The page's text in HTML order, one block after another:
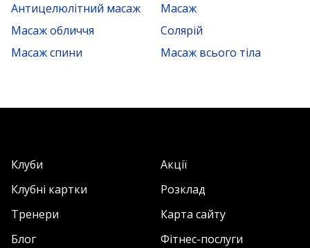
Антицелюлітний масаж
Масаж
Масаж обличчя
Солярій
Масаж спини
Масаж всього тіла
Клуби
Акції
Клубні картки
Розклад
Тренери
Карта сайту
Блог
Фітнес-послуги